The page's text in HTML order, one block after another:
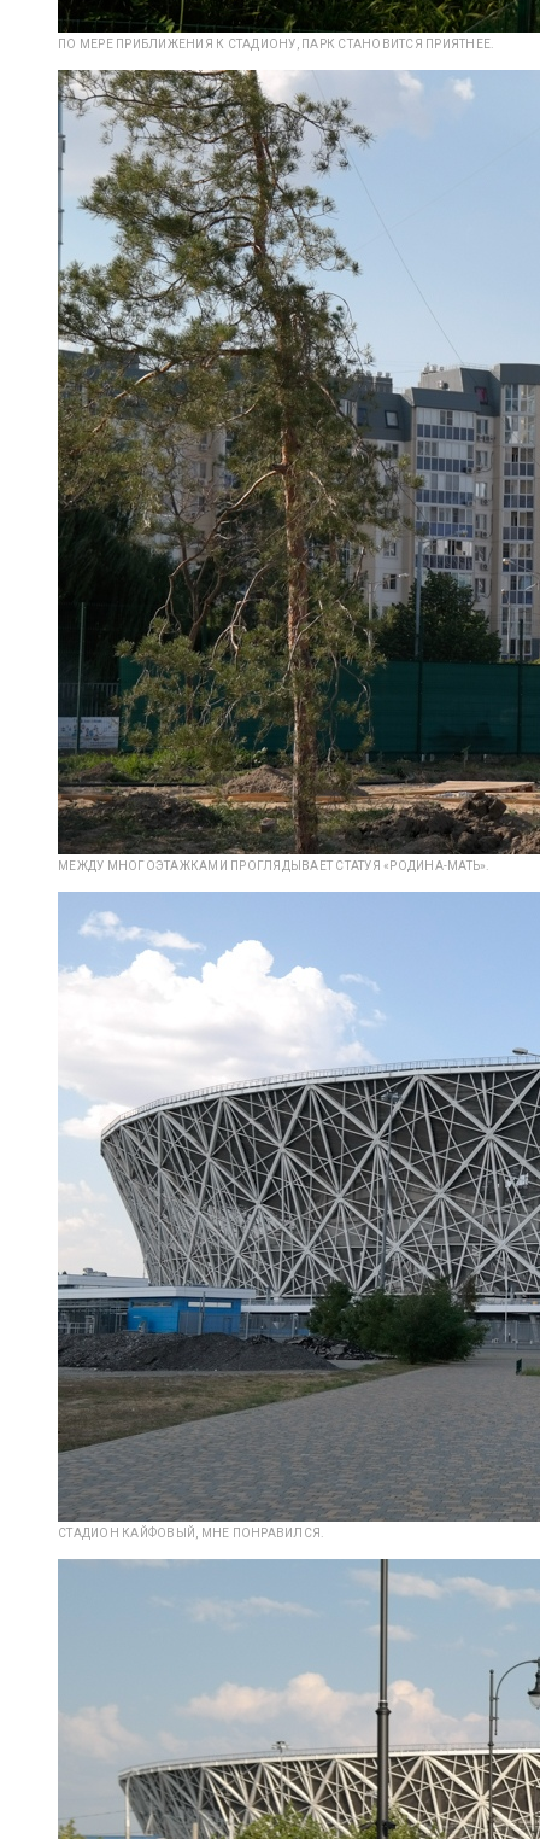
ПО МЕРЕ ПРИБЛИЖЕНИЯ К СТАДИОНУ, ПАРК СТАНОВИТСЯ ПРИЯТНЕЕ.
МЕЖДУ МНОГОЭТАЖКАМИ ПРОГЛЯДЫВАЕТ СТАТУЯ «РОДИНА-МАТЬ».
СТАДИОН КАЙФОВЫЙ, МНЕ ПОНРАВИЛСЯ.